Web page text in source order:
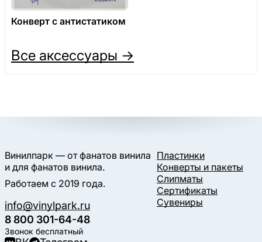
Конверт с антистатиком
Все аксессуары →
Винилпарк — от фанатов винила
и для фанатов винила.
Работаем с 2019 года.
info@vinylpark.ru
8 800 301-64-48
Звонок бесплатный
Пластинки
Конверты и пакеты
Слипматы
Сертификаты
Сувениры